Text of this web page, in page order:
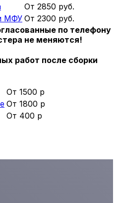
От 2850 руб.
МФУ От 2300 руб.
по телефону
не меняются!
работ после сборки
От 1500 р
От 1800 р
От 400 р